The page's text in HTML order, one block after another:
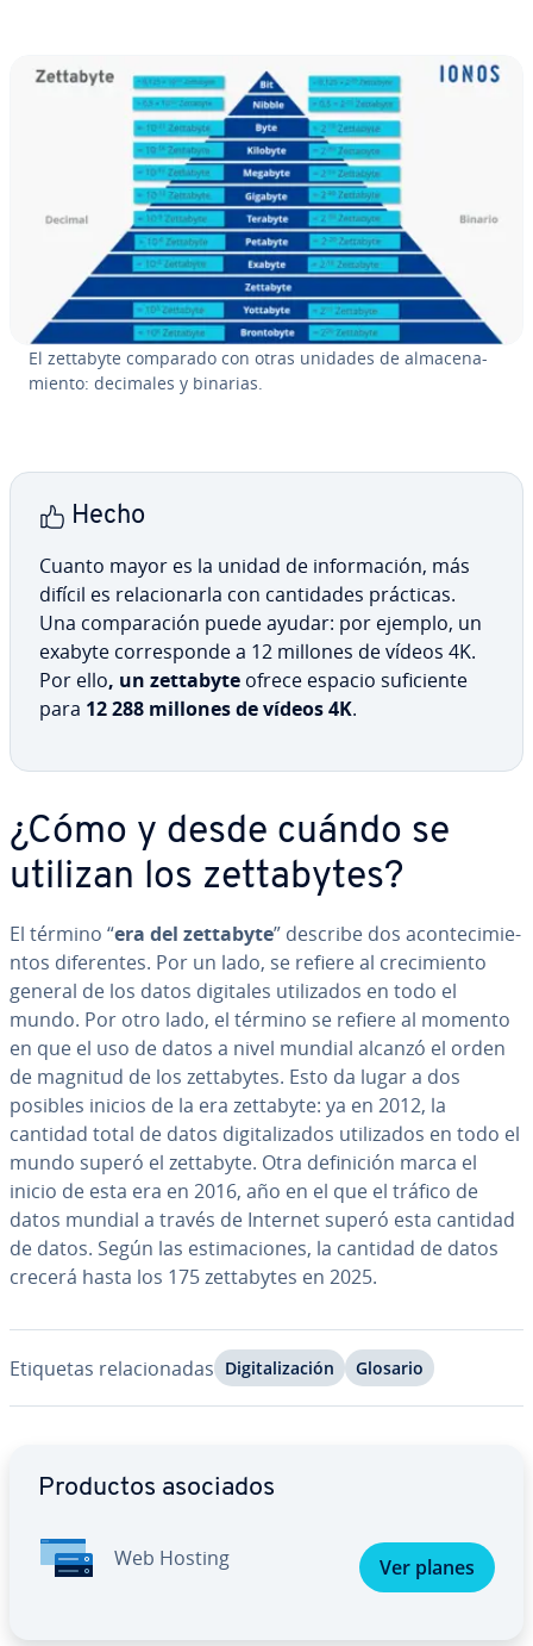
El zettabyte comparado con otras unidades de al­ma­ce­na­
mie­n­to: decimales y binarias.
Hecho
Cuanto mayor es la unidad de in­fo­r­ma­ción, más
difícil es re­la­cio­nar­la con ca­n­ti­da­des prácticas.
Una co­m­pa­ra­ción puede ayudar: por ejemplo, un
exabyte co­rre­s­po­n­de a 12 millones de vídeos 4K.
Por ello, un zettabyte ofrece espacio su­fi­cie­n­te
para 12 288 millones de vídeos 4K.
¿Cómo y desde cuándo se
utilizan los ze­t­ta­b­y­tes?
El término “era del zettabyte” describe dos aco­n­te­ci­mie­
n­tos di­fe­re­n­tes. Por un lado, se refiere al cre­ci­mie­n­to
general de los datos digitales uti­li­za­dos en todo el
mundo. Por otro lado, el término se refiere al momento
en que el uso de datos a nivel mundial alcanzó el orden
de magnitud de los ze­t­ta­b­y­tes. Esto da lugar a dos
posibles inicios de la era zettabyte: ya en 2012, la
cantidad total de datos di­gi­ta­li­za­dos uti­li­za­dos en todo el
mundo superó el zettabyte. Otra de­fi­ni­ción marca el
inicio de esta era en 2016, año en el que el tráfico de
datos mundial a través de Internet superó esta cantidad
de datos. Según las es­ti­ma­cio­nes, la cantidad de datos
crecerá hasta los 175 ze­t­ta­b­y­tes en 2025.
Etiquetas re­la­cio­na­das Di­gi­ta­li­za­ción Glosario
Productos asociados
Web Hosting Ver planes